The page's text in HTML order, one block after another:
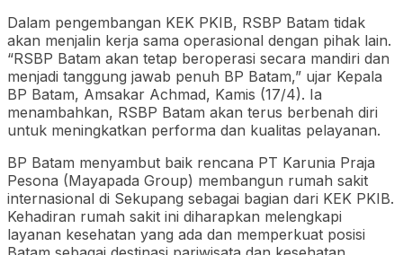
Dalam pengembangan KEK PKIB, RSBP Batam tidak
akan menjalin kerja sama operasional dengan pihak lain.
“RSBP Batam akan tetap beroperasi secara mandiri dan
menjadi tanggung jawab penuh BP Batam,” ujar Kepala
BP Batam, Amsakar Achmad, Kamis (17/4). Ia
menambahkan, RSBP Batam akan terus berbenah diri
untuk meningkatkan performa dan kualitas pelayanan.
BP Batam menyambut baik rencana PT Karunia Praja
Pesona (Mayapada Group) membangun rumah sakit
internasional di Sekupang sebagai bagian dari KEK PKIB.
Kehadiran rumah sakit ini diharapkan melengkapi
layanan kesehatan yang ada dan memperkuat posisi